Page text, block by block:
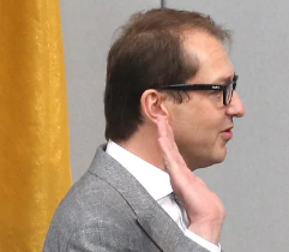
berlin
nord
wahrheit
verlag